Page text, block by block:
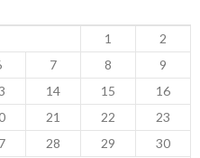
1
2
7 8
9
14 15
16
21 22
23
28 29
30